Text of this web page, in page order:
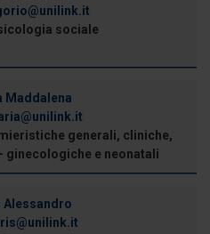
sociale
Maddalena
generali, cliniche,
e neonatali
Alessandro